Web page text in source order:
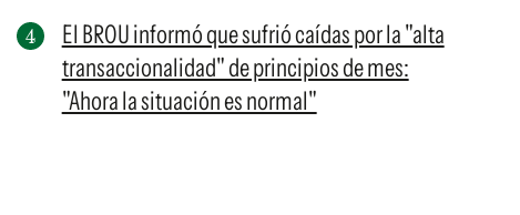
El BROU informó que sufrió caídas por la "alta
transaccionalidad" de principios de mes:
"Ahora la situación es normal"